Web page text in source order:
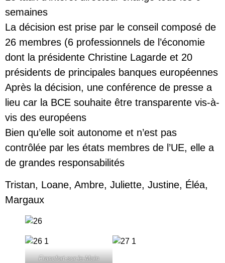
semaines
La décision est prise par le conseil composé de
26 membres (6 professionnels de l’économie
dont la présidente Christine Lagarde et 20
présidents de principales banques européennes
Après la décision, une conférence de presse a
lieu car la BCE souhaite être transparente vis-à-
vis des européens
Bien qu’elle soit autonome et n’est pas
contrôlée par les états membres de l’UE, elle a
de grandes responsabilités
Tristan, Loane, Ambre, Juliette, Justine, Éléa,
Margaux
Francfort-sur-le-Main